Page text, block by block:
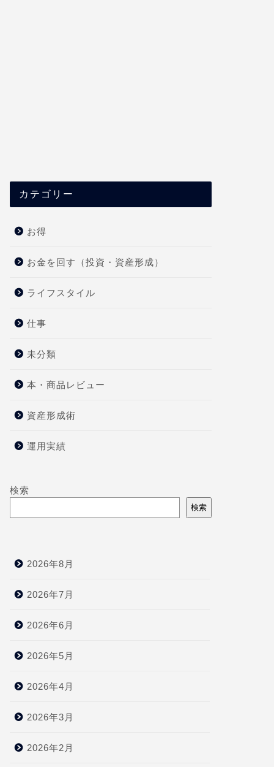
カテゴリー
お得
お金を回す（投資・資産形成）
ライフスタイル
仕事
未分類
本・商品レビュー
資産形成術
運用実績
検索
検索
2026年8月
2026年7月
2026年6月
2026年5月
2026年4月
2026年3月
2026年2月